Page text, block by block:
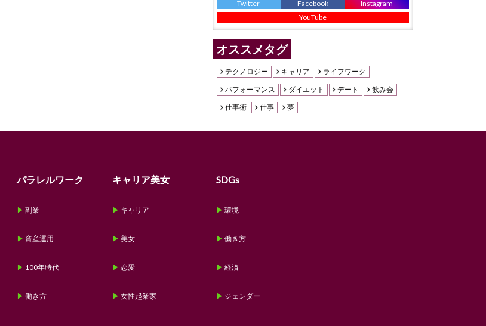
Twitter
Facebook
Instagram
YouTube
オススメタグ
テクノロジー キャリア ライフワーク
パフォーマンス ダイエット デート 飲み会
仕事術 仕事 夢
パラレルワーク
副業
資産運用
100年時代
働き方
キャリア美女
キャリア
美女
恋愛
女性起業家
SDGs
環境
働き方
経済
ジェンダー